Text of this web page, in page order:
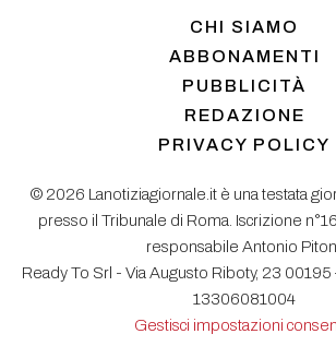
CHI SIAMO
ABBONAMENTI
PUBBLICITÀ
REDAZIONE
PRIVACY POLICY
© 2026 Lanotiziagiornale.it è una testata
presso il Tribunale di Roma. Iscrizione
responsabile Antonio
Ready To Srl - Via Augusto Riboty, 23 00195
13306081004
Gestisci impostazioni